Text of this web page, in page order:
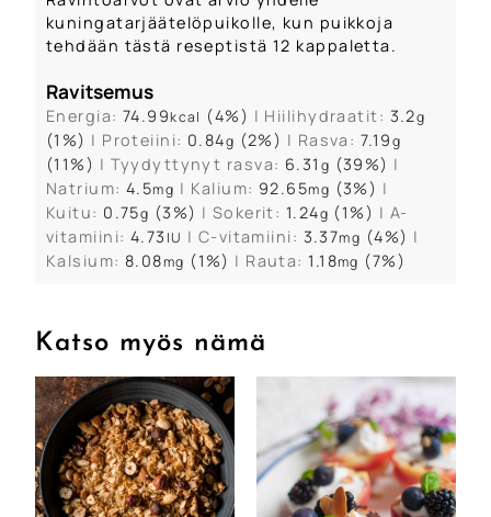
kuningatarjäätelöpuikolle, kun puikkoja
tehdään tästä reseptistä 12 kappaletta.
Ravitsemus
Energia: 74.99kcal (4%) | Hiilihydraatit: 3.2g
(1%) | Proteiini: 0.84g (2%) | Rasva: 7.19g
(11%) | Tyydyttynyt rasva: 6.31 g (39%) |
Natrium: 4.5mg | Kalium: 92.65mg (3%) |
Kuitu: 0.75g (3%) | Sokerit: 1.24g (1%) | A-
vitamiini: 4.73 IU | C-vitamiini: 3.37mg (4%) |
Kalsium: 8.08mg (1%) | Rauta:1.18mg (7%)
Katso myös nämä